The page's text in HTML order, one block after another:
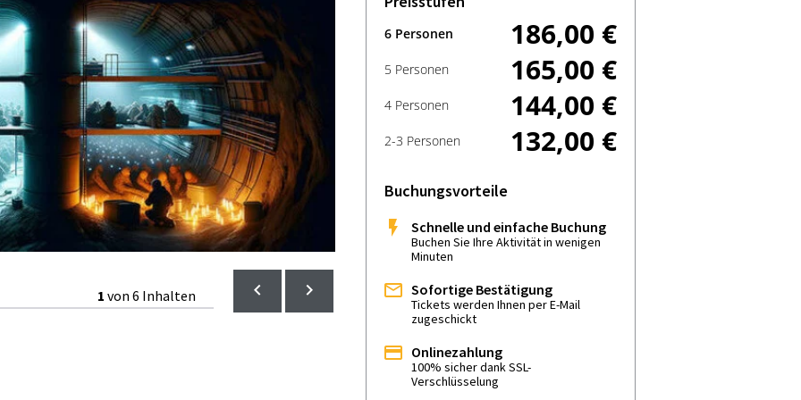
1 von 6 Inhalten
6 Personen 186,00 €
5 Personen 165,00 €
4 Personen 144,00 €
2-3 Personen 132,00 €
Buchungsvorteile
Schnelle und einfache Buchung
Buchen Sie Ihre Aktivität in wenigen
Minuten
Sofortige Bestätigung
Tickets werden Ihnen per E-Mail
zugeschickt
Onlinezahlung
100% sicher dank SSL-
Verschlüsselung